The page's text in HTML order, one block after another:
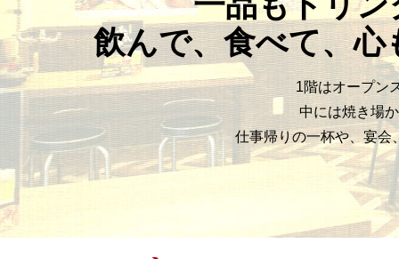
飲んで、食べて、
1階はオープン
中には焼き場
仕事帰りの一杯や、宴会